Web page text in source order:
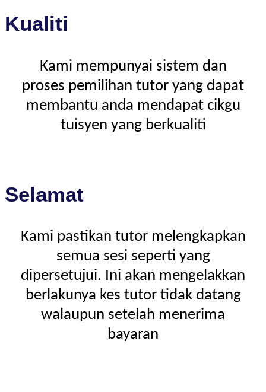
Kualiti
Kami mempunyai sistem dan
proses pemilihan tutor yang dapat
membantu anda mendapat cikgu
tuisyen yang berkualiti
Selamat
Kami pastikan tutor melengkapkan
semua sesi seperti yang
dipersetujui. Ini akan mengelakkan
berlakunya kes tutor tidak datang
walaupun setelah menerima
bayaran